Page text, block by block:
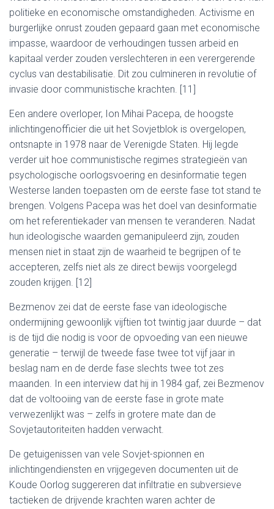
politieke en economische omstandigheden. Activisme en
burgerlijke onrust zouden gepaard gaan met economische
impasse, waardoor de verhoudingen tussen arbeid en
kapitaal verder zouden verslechteren in een verergerende
cyclus van destabilisatie. Dit zou culmineren in revolutie of
invasie door communistische krachten. [11]
Een andere overloper, Ion Mihai Pacepa, de hoogste
inlichtingenofficier die uit het Sovjetblok is overgelopen,
ontsnapte in 1978 naar de Verenigde Staten. Hij legde
verder uit hoe communistische regimes strategieën van
psychologische oorlogsvoering en desinformatie tegen
Westerse landen toepasten om de eerste fase tot stand te
brengen. Volgens Pacepa was het doel van desinformatie
om het referentiekader van mensen te veranderen. Nadat
hun ideologische waarden gemanipuleerd zijn, zouden
mensen niet in staat zijn de waarheid te begrijpen of te
accepteren, zelfs niet als ze direct bewijs voorgelegd
zouden krijgen. [12]
Bezmenov zei dat de eerste fase van ideologische
ondermijning gewoonlijk vijftien tot twintig jaar duurde – dat
is de tijd die nodig is voor de opvoeding van een nieuwe
generatie – terwijl de tweede fase twee tot vijf jaar in
beslag nam en de derde fase slechts twee tot zes
maanden. In een interview dat hij in 1984 gaf, zei Bezmenov
dat de voltooiing van de eerste fase in grote mate
verwezenlijkt was – zelfs in grotere mate dan de
Sovjetautoriteiten hadden verwacht.
De getuigenissen van vele Sovjet-spionnen en
inlichtingendiensten en vrijgegeven documenten uit de
Koude Oorlog suggereren dat infiltratie en subversieve
tactieken de drijvende krachten waren achter de